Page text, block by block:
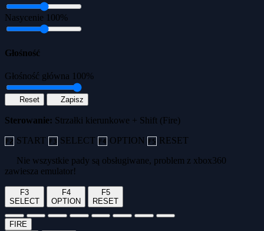
Nasycenie 100%
Głośność
Głośność główna 100%
Reset Zapisz
Sterowanie: Strzałki kierunkowe + Shift (Fire)
F2 START F3 SELECT F4 OPTION F5 RESET
Nie wszystkie pady są obsługiwane, problem z xbox360
zawiesza emulator!
F3
SELECT
F4
OPTION
F5
RESET
FIRE